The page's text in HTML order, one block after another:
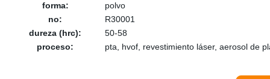
forma:
polvo
no:
R30001
dureza (hrc):
50-58
proceso:
pta, hvof, revestimiento láser, aerosol de